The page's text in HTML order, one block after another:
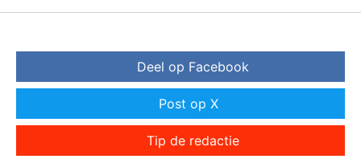
Deel op Facebook
Post op X
Tip de redactie